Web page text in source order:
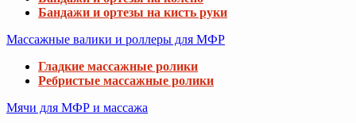
Бандажи и ортезы на кисть руки
Массажные валики и роллеры для МФР
Гладкие массажные ролики
Ребристые массажные ролики
Мячи для МФР и массажа